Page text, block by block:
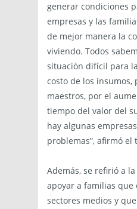
generar condiciones
empresas y las
de mejor manera la
viviendo. Todos
situación difícil para
costo de los insumos,
maestros, por el
tiempo del valor del
hay algunas
problemas”, afirmó
Además, se refirió a
apoyar a familias que
sectores medios y